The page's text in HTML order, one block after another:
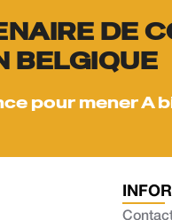
DE
BELGIQUE
pour mener A